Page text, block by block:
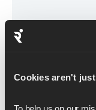
Cookies aren't
Giornata